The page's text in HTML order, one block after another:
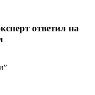
ответил на